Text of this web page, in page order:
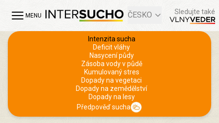
MENU ČESKO Sledujte také
Intenzita sucha
Deficit vláhy
Nasycení půdy
Zásoba vody v půdě
Kumulovaný stres
Dopady na vegetaci
Dopady na zemědělství
Dopady na lesy
Předpověď sucha